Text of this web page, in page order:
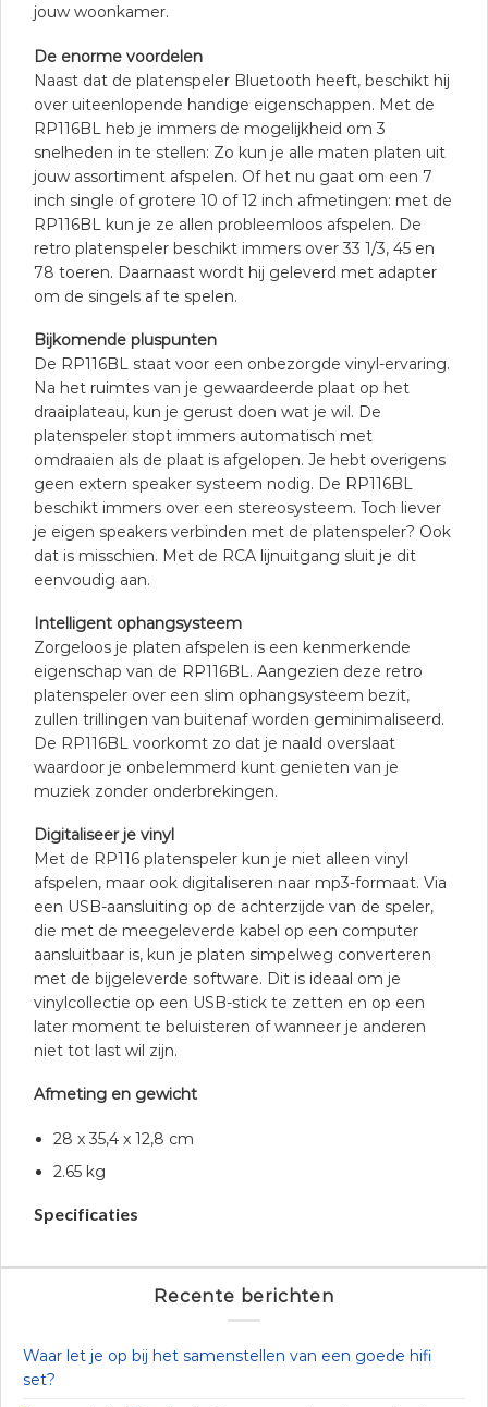
jouw woonkamer.
De enorme voordelen
Naast dat de platenspeler Bluetooth heeft, beschikt hij
over uiteenlopende handige eigenschappen. Met de
RP116BL heb je immers de mogelijkheid om 3
snelheden in te stellen: Zo kun je alle maten platen uit
jouw assortiment afspelen. Of het nu gaat om een 7
inch single of grotere 10 of 12 inch afmetingen: met de
RP116BL kun je ze allen probleemloos afspelen. De
retro platenspeler beschikt immers over 33 1/3, 45 en
78 toeren. Daarnaast wordt hij geleverd met adapter
om de singels af te spelen.
Bijkomende pluspunten
De RP116BL staat voor een onbezorgde vinyl-ervaring.
Na het ruimtes van je gewaardeerde plaat op het
draaiplateau, kun je gerust doen wat je wil. De
platenspeler stopt immers automatisch met
omdraaien als de plaat is afgelopen. Je hebt overigens
geen extern speaker systeem nodig. De RP116BL
beschikt immers over een stereosysteem. Toch liever
je eigen speakers verbinden met de platenspeler? Ook
dat is misschien. Met de RCA lijnuitgang sluit je dit
eenvoudig aan.
Intelligent ophangsysteem
Zorgeloos je platen afspelen is een kenmerkende
eigenschap van de RP116BL. Aangezien deze retro
platenspeler over een slim ophangsysteem bezit,
zullen trillingen van buitenaf worden geminimaliseerd.
De RP116BL voorkomt zo dat je naald overslaat
waardoor je onbelemmerd kunt genieten van je
muziek zonder onderbrekingen.
Digitaliseer je vinyl
Met de RP116 platenspeler kun je niet alleen vinyl
afspelen, maar ook digitaliseren naar mp3-formaat. Via
een USB-aansluiting op de achterzijde van de speler,
die met de meegeleverde kabel op een computer
aansluitbaar is, kun je platen simpelweg converteren
met de bijgeleverde software. Dit is ideaal om je
vinylcollectie op een USB-stick te zetten en op een
later moment te beluisteren of wanneer je anderen
niet tot last wil zijn.
Afmeting en gewicht
28 x 35,4 x 12,8 cm
2.65 kg
Specificaties
Recente berichten
Waar let je op bij het samenstellen van een goede hifi
set?